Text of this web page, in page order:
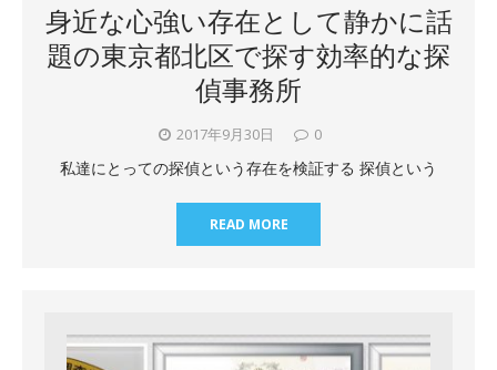
身近な心強い存在として静かに話
題の東京都北区で探す効率的な探
偵事務所
2017年9月30日 0
私達にとっての探偵という存在を検証する 探偵という
READ MORE